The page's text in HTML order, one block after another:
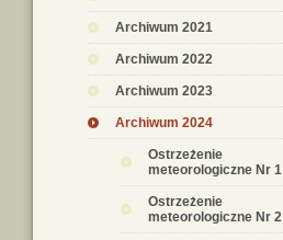
Archiwum 2021
Archiwum 2022
Archiwum 2023
Archiwum 2024
Ostrzeżenie
meteorologiczne Nr 1
Ostrzeżenie
meteorologiczne Nr 2